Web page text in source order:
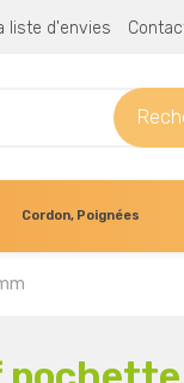
liste d'envies
Cordon, Poignées